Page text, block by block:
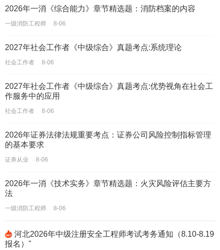
2026年一消《综合能力》章节精选题：消防档案的内容
一级消防工程师 8-06
2027年社会工作者《中级综合》真题考点:系统理论
社会工作者 8-06
2027年社会工作者《中级综合》真题考点:优势视角在社会工
作服务中的应用
社会工作者 8-06
2026年证券法律法规重要考点：证券公司风险控制指标管理
的基本要求
证券从业 8-06
2026年一消《技术实务》章节精选题：火灾风险评估主要方
法
一级消防工程师 8-06
河北2026年中级注册安全工程师考试考务通知（8.10-8.19
报名）"